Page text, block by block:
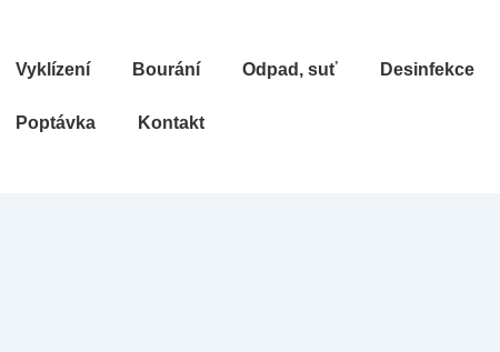
Hlavní
Vyklízení Bourání Odpad, suť Desinfekce
Poptávka Kontakt